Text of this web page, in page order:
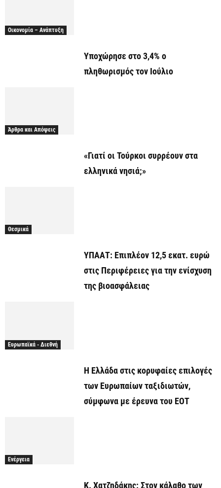
Οικονομία – Ανάπτυξη
Υποχώρησε στο 3,4% ο
πληθωρισμός τον Ιούλιο
Άρθρα και Απόψεις
«Γιατί οι Τούρκοι συρρέουν στα
ελληνικά νησιά;»
Θεσμικά
ΥΠΑΑΤ: Επιπλέον 12,5 εκατ. ευρώ
στις Περιφέρειες για την ενίσχυση
της βιοασφάλειας
Ευρωπαϊκά - Διεθνή
Η Ελλάδα στις κορυφαίες επιλογές
των Ευρωπαίων ταξιδιωτών,
σύμφωνα με έρευνα του ΕΟΤ
Ενέργεια
Κ. Χατζηδάκης: Στον κάλαθο των